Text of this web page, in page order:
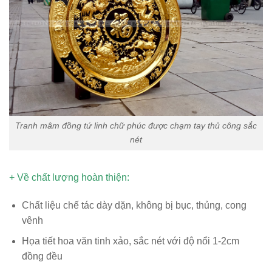
Tranh mâm đồng tứ linh chữ phúc được chạm tay thủ công sắc
nét
+ Về chất lượng hoàn thiện:
Chất liệu chế tác dày dặn, không bị bục, thủng, cong
vênh
Họa tiết hoa văn tinh xảo, sắc nét với độ nổi 1-2cm
đồng đều